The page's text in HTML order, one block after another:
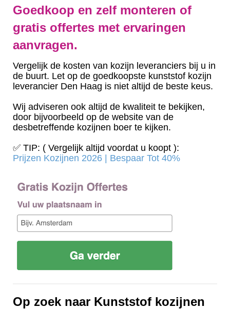
Goedkoop en zelf monteren of
gratis offertes met ervaringen
aanvragen.
Vergelijk de kosten van kozijn leveranciers bij u in
de buurt. Let op de goedkoopste kunststof kozijn
leverancier Den Haag is niet altijd de beste keus.
Wij adviseren ook altijd de kwaliteit te bekijken,
door bijvoorbeeld op de website van de
desbetreffende kozijnen boer te kijken.
✅ TIP: ( Vergelijk altijd voordat u koopt ):
Prijzen Kozijnen 2026 | Bespaar Tot 40%‎
Op zoek naar Kunststof kozijnen